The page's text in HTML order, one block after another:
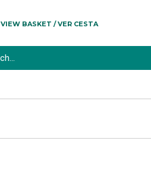
VIEW BASKET / VER CESTA